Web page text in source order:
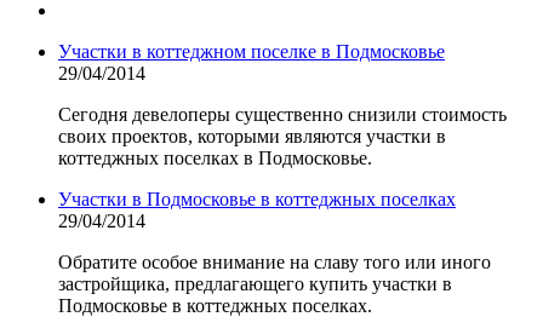
Участки в коттеджном поселке в Подмосковье
29/04/2014
Сегодня девелоперы существенно снизили стоимость
своих проектов, которыми являются участки в
коттеджных поселках в Подмосковье.
Участки в Подмосковье в коттеджных поселках
29/04/2014
Обратите особое внимание на славу того или иного
застройщика, предлагающего купить участки в
Подмосковье в коттеджных поселках.